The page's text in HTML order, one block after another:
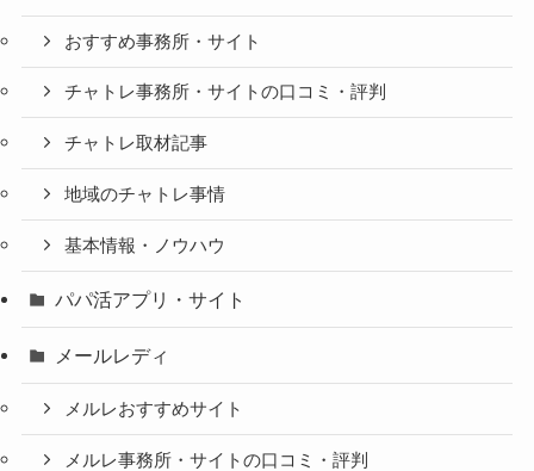
おすすめ事務所・サイト
チャトレ事務所・サイトの口コミ・評判
チャトレ取材記事
地域のチャトレ事情
基本情報・ノウハウ
パパ活アプリ・サイト
メールレディ
メルレおすすめサイト
メルレ事務所・サイトの口コミ・評判